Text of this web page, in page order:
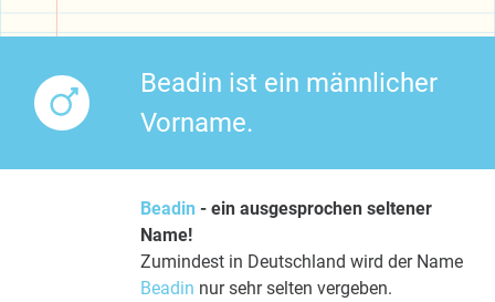
Beadin ist ein männlicher
Vorname.
Beadin - ein ausgesprochen seltener
Name!
Zumindest in Deutschland wird der Name
Beadin nur sehr selten vergeben.